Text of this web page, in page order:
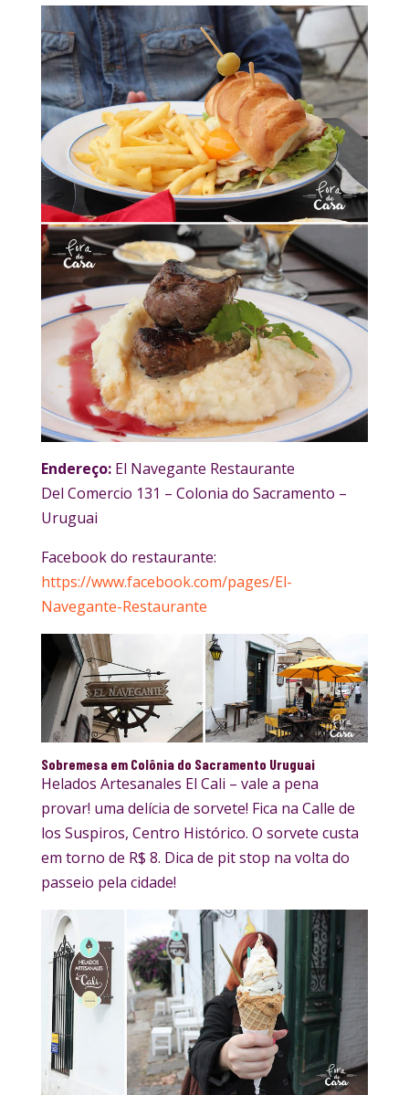
Endereço:El Navegante Restaurante
Del Comercio 131 – Colonia do Sacramento –
Uruguai
Facebook do restaurante:
https://www.facebook.com/pages/El-
Navegante-Restaurante
Sobremesa em Colônia do Sacramento Uruguai
Helados Artesanales El Cali – vale a pena
provar! uma delícia de sorvete! Fica na Calle de
los Suspiros, Centro Histórico. O sorvete custa
em torno de R$ 8. Dica de pit stop na volta do
passeio pela cidade!